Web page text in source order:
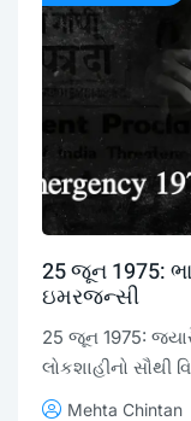
25 જૂન 1975:
ઇમરજન્સી
25 જૂન 1975:
લોકશાહીનો સૌથી
Mehta Chintan